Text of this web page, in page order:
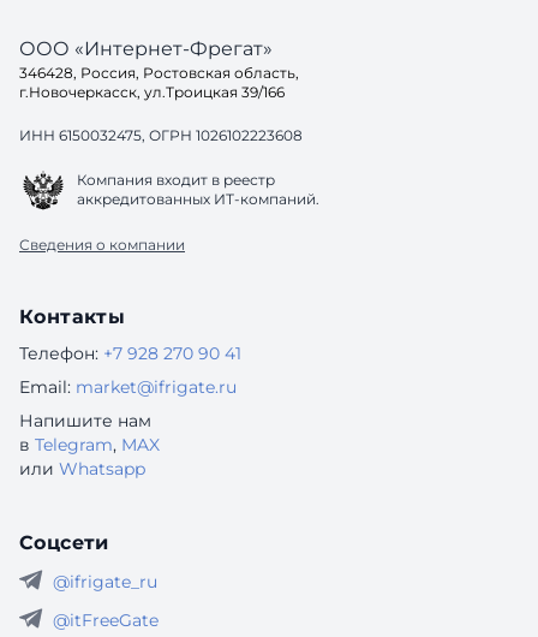
ООО «Интернет-Фрегат»
346428, Россия, Ростовская область,
г.Новочеркасск, ул.Троицкая 39/166
ИНН 6150032475, ОГРН 1026102223608
Компания входит в реестр
аккредитованных ИТ-компаний.
Сведения о компании
Контакты
Телефон: +7 928 270 90 41
Email: market@ifrigate.ru
Напишите нам
в Telegram, MAX
или Whatsapp
Соцсети
@ifrigate_ru
@itFreeGate